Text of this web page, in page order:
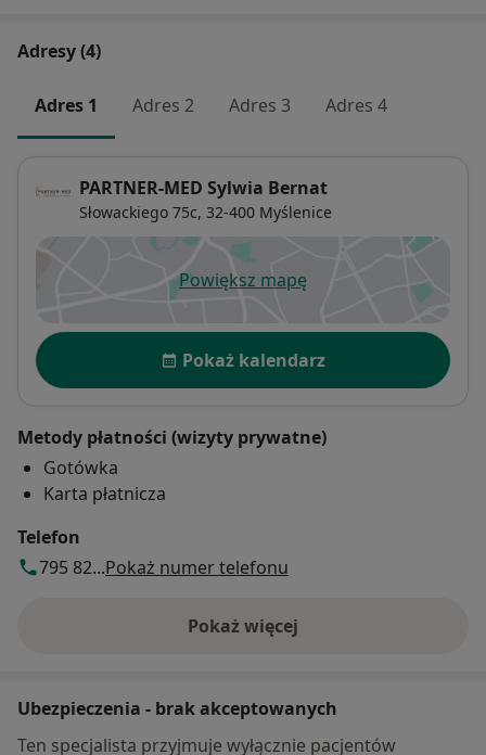
Adresy (4)
Adres 1 Adres 2 Adres 3 Adres 4
PARTNER-MED Sylwia Bernat
Słowackiego 75c, 32-400 Myślenice
Powiększ mapęotwiera się w nowej karcie
Dostępność
Pokaż kalendarz
Metody płatności (wizyty prywatne)
Gotówka
Karta płatnicza
Telefon
795 82...Pokaż numer telefonu
Pokaż więcej
o adresie
Ubezpieczenia - brak akceptowanych
Ten specjalista przyjmuje wyłącznie pacjentów